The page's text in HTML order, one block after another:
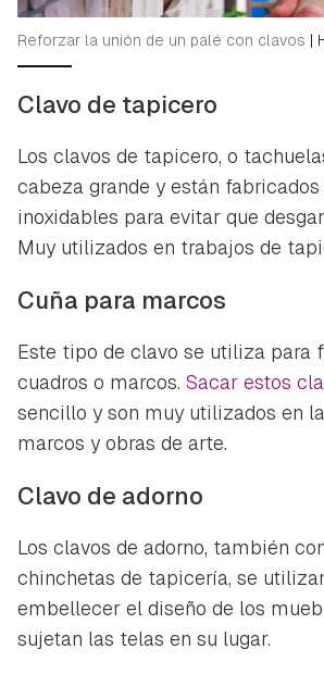
Reforzar la unión de un palé con clavos |
Clavo de tapicero
Los clavos de tapicero, o
cabeza grande y están
inoxidables para evitar que
Muy utilizados en trabajos de
Cuña para marcos
Este tipo de clavo se utiliza para
cuadros o marcos. Sacar estos
sencillo y son muy utilizados en
marcos y obras de arte.
Clavo de adorno
Los clavos de adorno, también
chinchetas de tapicería, se
embellecer el diseño de los
sujetan las telas en su lugar.